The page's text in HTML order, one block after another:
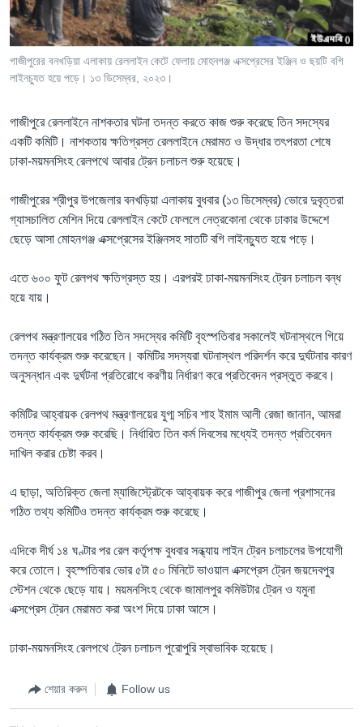
Learning English
FOLLOW US
অন্য ভাষায় ওয়েব সাইট
গাজীপুরের বনখড়িয়া এলাকায় রেললাইন কেটে ফেলায় মোহনগঞ্জ এক্সপ্রেসের ইঞ্জিন ও ছয়টি বগি
লাইনচ্যুত হয়ে পড়ে। ১৩ ডিসেম্বর, ২০২৩।
গাজীপুরে রেললাইনে নাশকতার ঘটনা তদন্ত করতে কাজ শুরু করেছে তিন সদস্যের
একটি কমিটি। নাশকতায় ক্ষতিগ্রস্ত রেললাইনে মেরামত ও উদ্ধার তৎপরতা শেষে
ঢাকা-ময়মনসিংহ রেলপথে আবার ট্রেন চলাচল শুরু হয়েছে।
গাজীপুরের শ্রীপুর উপজেলার বনখড়িয়া এলাকায় বুধবার (১৩ ডিসেম্বর) ভোরে দুবৃত্তরা
গ্যাসচালিত মেশিন দিয়ে রেললাইন কেটে ফেললে নেত্রকোনা থেকে ঢাকার উদ্দেশে
ছেড়ে আসা মোহনগঞ্জ এক্সপ্রেসের ইঞ্জিনসহ সাতটি বগি লাইনচ্যুত হয়ে পড়ে।
এতে ৬০০ ফুট রেলপথ ক্ষতিগ্রস্ত হয়। এরপরই ঢাকা-ময়মনসিংহ ট্রেন চলাচল বন্ধ
হয়ে যায়।
রেলপথ মন্ত্রণালয়ের গঠিত তিন সদস্যের কমিটি বৃহস্পতিবার সকালেই ঘটনাস্থলে গিয়ে
তদন্ত কার্যক্রম শুরু করেছেন। কমিটির সদস্যরা ঘটনাস্থল পরিদর্শন করে দুর্ঘটনার কারণ
অনুসন্ধান এবং দুর্ঘটনা প্রতিরোধে করণীয় নির্ধারণ করে প্রতিবেদন প্রস্তুত করবে।
কমিটির আহ্বায়ক রেলপথ মন্ত্রণালয়ের যুগ্ম সচিব শাহ ইমাম আলী রেজা জানান, আমরা
তদন্ত কার্যক্রম শুরু করেছি। নির্ধারিত তিন কর্ম দিবসের মধ্যেই তদন্ত প্রতিবেদন
দাখিল করার চেষ্টা করব।
এ ছাড়া, অতিরিক্ত জেলা ম্যাজিস্ট্রেটকে আহ্বায়ক করে গাজীপুর জেলা প্রশাসনের
গঠিত তথ্য কমিটিও তদন্ত কার্যক্রম শুরু করেছে।
এদিকে দীর্ঘ ১৪ ঘণ্টার পর রেল কর্তৃপক্ষ বুধবার সন্ধ্যায় লাইন ট্রেন চলাচলের উপযোগী
করে তোলে। বৃহস্পতিবার ভোর ৫টা ৫০ মিনিটে ভাওয়াল এক্সপ্রেস ট্রেন জয়দেবপুর
স্টেশন থেকে ছেড়ে যায়। ময়মনসিংহ থেকে জামালপুর কমিউটার ট্রেন ও যমুনা
এক্সপ্রেস ট্রেন মেরামত করা অংশ দিয়ে ঢাকা আসে।
ঢাকা-ময়মনসিংহ রেলপথে ট্রেন চলাচল পুরোপুরি স্বাভাবিক হয়েছে।
শেয়ার করুন Follow us